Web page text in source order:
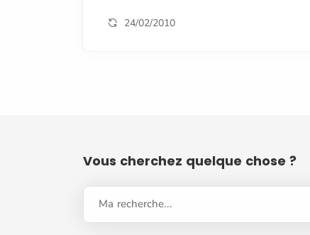
24/02/2010
Vous cherchez quelque chose ?
Ma recherche...